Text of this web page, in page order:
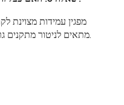
מתאים לניטור מתקנים גרעיניים ויישומים בעלי קרינה גבוהה.